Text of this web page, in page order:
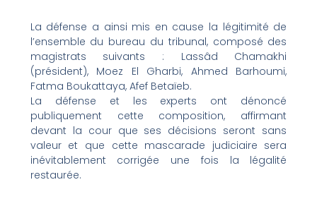
La défense a ainsi mis en cause la légitimité de
l’ensemble du bureau du tribunal, composé des
magistrats suivants : Lassâd Chamakhi
(président), Moez El Gharbi, Ahmed Barhoumi,
Fatma Boukattaya, Afef Betaïeb.
La défense et les experts ont dénoncé
publiquement cette composition, affirmant
devant la cour que ses décisions seront sans
valeur et que cette mascarade judiciaire sera
inévitablement corrigée une fois la légalité
restaurée.